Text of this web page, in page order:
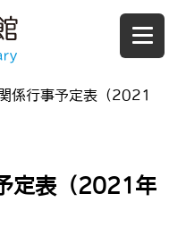
係行事予定表（2021
定表（2021年